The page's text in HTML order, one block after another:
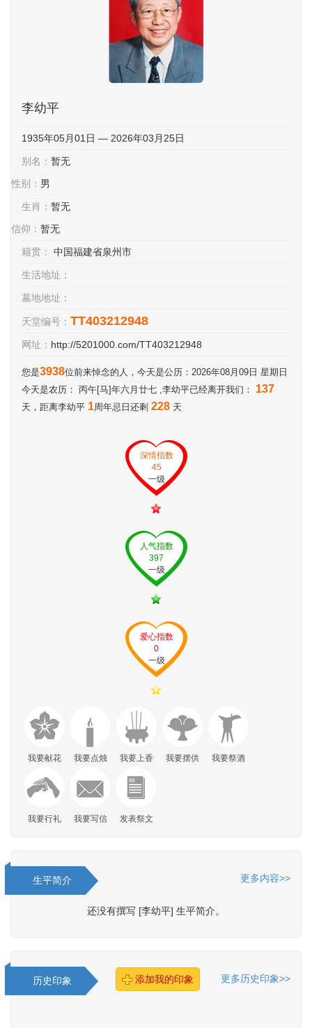
李幼平
1935年05月01日 — 2026年03月25日
别名： 暂无
性别： 男
生肖： 暂无
信仰： 暂无
籍贯： 中国福建省泉州市
生活地址：
墓地地址：
天堂编号： TT403212948
网址： http://5201000.com/TT403212948
您是3938位前来悼念的人，今天是公历：2026年08月09日 星期日
今天是农历： 丙午[马]年六月廿七 ,李幼平已经离开我们： 137
天，距离李幼平 1周年忌日还剩 228 天
深情指数
45
一级
人气指数
397
一级
爱心指数
0
一级
我要献花 我要点烛 我要上香 我要摆供 我要祭酒
我要行礼 我要写信 发表祭文
生平简介 更多内容>>
还没有撰写 [李幼平] 生平简介。
历史印象 添加我的印象 更多历史印象>>